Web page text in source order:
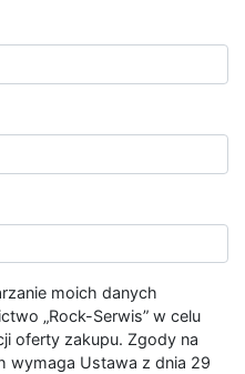
moich danych
„Rock-Serwis” w celu
oferty zakupu. Zgody na
wymaga Ustawa z dnia 29